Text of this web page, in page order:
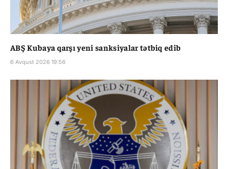
ABŞ Kubaya qarşı yeni sanksiyalar tətbiq edib
6 Avqust 2026 19:56